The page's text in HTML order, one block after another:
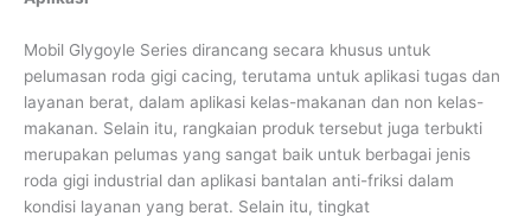
Mobil Glygoyle Series dirancang secara khusus untuk
pelumasan roda gigi cacing, terutama untuk aplikasi tugas dan
layanan berat, dalam aplikasi kelas-makanan dan non kelas-
makanan. Selain itu, rangkaian produk tersebut juga terbukti
merupakan pelumas yang sangat baik untuk berbagai jenis
roda gigi industrial dan aplikasi bantalan anti-friksi dalam
kondisi layanan yang berat. Selain itu, tingkat